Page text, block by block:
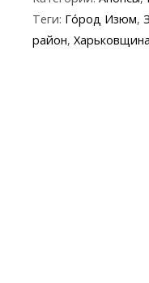
e
b
itt
er
e
gr
Теги: Го́род Изюм,
район, Харьковщина